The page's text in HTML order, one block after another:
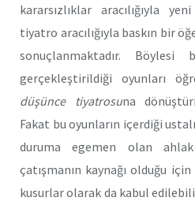
kararsızlıklar aracılığıyla
tiyatro aracılığıyla baskın bir
sonuçlanmaktadır.
gerçekleştirildiği oyunları
düşünce tiyatrosuna
Fakat bu oyunların içerdiği
duruma egemen olan
çatışmanın kaynağı olduğu
kusurlar olarak da kabul